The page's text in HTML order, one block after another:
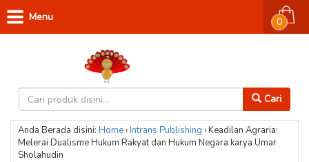
Cari
0
Menu
Anda Berada disini: Home›Intrans Publishing ›Keadilan Agraria:
Melerai Dualisme Hukum Rakyat dan Hukum Negara karya Umar
Sholahudin